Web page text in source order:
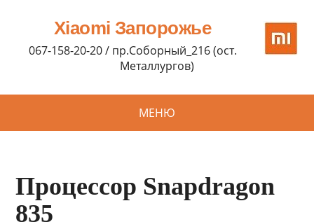
Xiaomi Запорожье
067-158-20-20 / пр.Соборный_216 (ост.
Металлургов)
МЕНЮ
Процессор Snapdragon
835